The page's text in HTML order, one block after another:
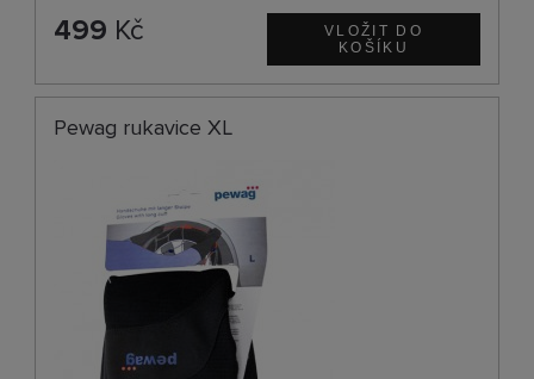
499 Kč
Pewag rukavice XL